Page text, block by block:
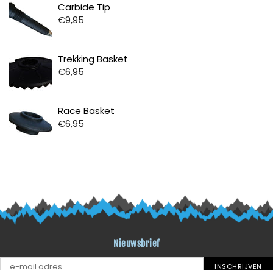
Carbide Tip
€9,95
Trekking Basket
€6,95
Race Basket
€6,95
Nieuwsbrief
INSCHRIJVEN